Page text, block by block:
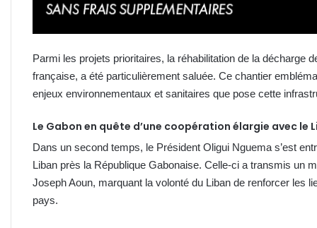
Parmi les projets prioritaires, la réhabilitation de la décharge
française, a été particulièrement saluée. Ce chantier
enjeux environnementaux et sanitaires que pose cette
Le Gabon en quête d’une coopération élargie avec le
Dans un second temps, le Président Oligui Nguema s’est
Liban près la République Gabonaise. Celle-ci a transmis un
Joseph Aoun, marquant la volonté du Liban de renforcer les
pays.